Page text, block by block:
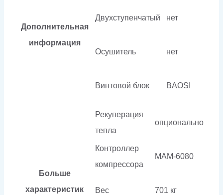
Дополнительная
информация
Двухступенчатый нет
Осушитель нет
Винтовой блок BAOSI
Больше
характеристик
Рекуперация
тепла
опционально
Контроллер
компрессора
МАМ-6080
Вес 701 кг